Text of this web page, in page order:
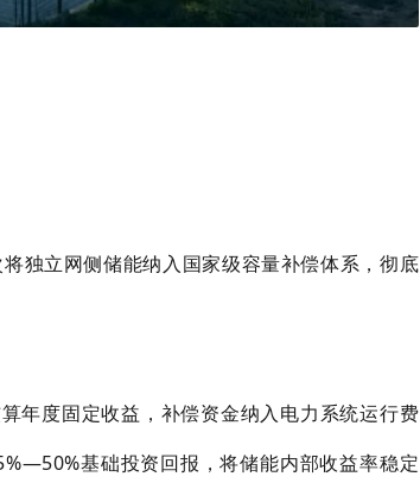
独立网侧储能纳入国家级容量补偿体系，彻底
年度固定收益，补偿资金纳入电力系统运行费
基础投资回报，将储能内部收益率稳定